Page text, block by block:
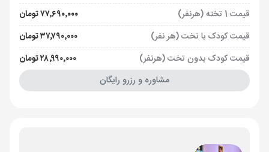
قیمت 1 تخته (هرنفر)
۷۷٬۶۹۰٬۰۰۰ تومان
قیمت کودک با تخت (هر نفر)
۳۷٬۷۹۰٬۰۰۰ تومان
قیمت کودک بدون تخت (هرنفر)
۲۸٬۹۹۰٬۰۰۰ تومان
مشاوره و رزرو رایگان